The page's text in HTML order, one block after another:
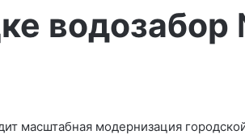
масштабная модернизация